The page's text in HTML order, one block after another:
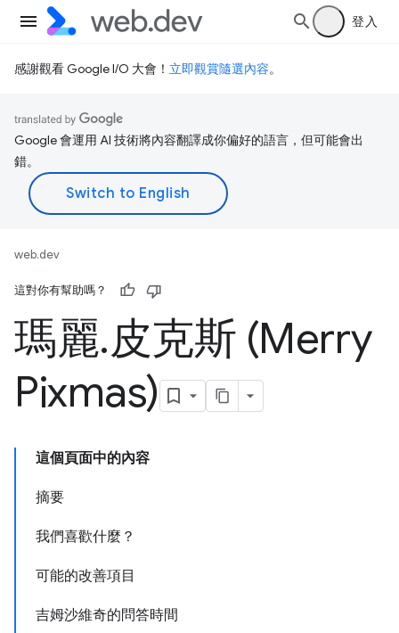
登入
感謝觀看 Google I/O 大會！ 立即觀賞隨選內容。
Google 會運用 AI 技術將內容翻譯成你偏好的語言，但可能會出
錯。
web.dev
這對你有幫助嗎？
瑪麗.皮克斯 (Merry
Pixmas)
這個頁面中的內容
摘要
我們喜歡什麼？
可能的改善項目
吉姆沙維奇的問答時間